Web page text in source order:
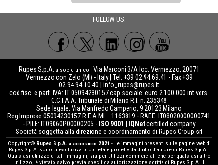
FOLLOW US:
Rupes S.p.A. a socio unico
| Via Marconi 3/A loc. Vermezzo, 20071
Vermezzo con Zelo (MI) - Italy | Tel. +39 02.94.69.41 - Fax +39
02.94.94.10.40 | info_rupes@rupes.it
cod.fisc. e part. IVA: IT 05094230157 cap.sociale: euro 2.100.000 int.vers.
C.C.I.A.A. Tribunale di Milano R.I. n. 235348
Sede legale: Via Manfredo Camperio, 9 20123 Milano
Reg.Imprese 05094230157 R.E.A MI – 1163819 - RAEE: IT08020000000741
- PILE: IT09060P00000205 - ISO 9001 IQNetcertified company
Società soggetta alla direzione e coordinamento di Rupes Group srl
Copyright© Rupes S.p.A. a socio unico 2021 - Le immagini presenti sulle pagine web di
Rupes S.p.A. sono di esclusiva proprietà e protette da diritto d’autore di Rupes S.p.A..
Qualsiasi utilizzo di tali immagini, sia per utilizzi commerciali che per qualsiasi altro
utilizzo, è vietato salvo previa specifica autorizzazione scritta di Rupes S.p.A.. I